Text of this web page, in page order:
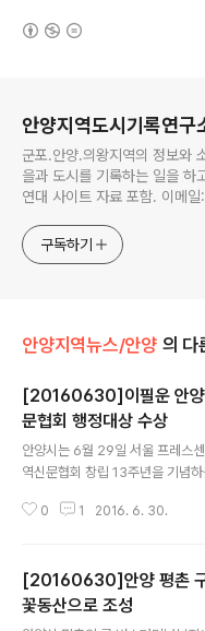
안양지역도시기록연구
군포.안양.의왕지역의 정보와
을과 도시를 기록하는 일을 하고 있습니다. (구)안양지역시민
연대 사이트 자료 포함. 이
구독하기
안양지역뉴스/안양 의 다
[20160630]이필운 안양
문협회 행정대상 수상
안양시는 6월 29일 서울 프레스
역신문협회 창립 13주년을 기념
이 시장은 지난 2014년 7월 민선
동 냉천지구 주거환경개선사업 추
소를 위해 힘을 모으는가 하면, 미
동력 창출에도 노력을 기울였다
0 1 2016. 6. 30.
[20160630]안양 평촌 구
꽃동산으로 조성